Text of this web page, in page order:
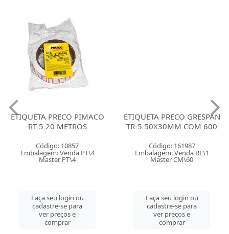
ETIQUETA PRECO PIMACO
RT-5 20 METROS
Código: 10857
Embalagem: Venda PT\4
Master PT\4
Faça seu login ou
cadastre-se para
ver preços e
comprar
ETIQUETA PRECO GRESPAN
TR-5 50X30MM COM 600
Código: 161987
Embalagem: Venda RL\1
Master CM\60
Faça seu login ou
cadastre-se para
ver preços e
comprar